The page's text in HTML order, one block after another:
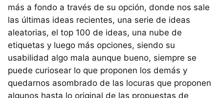
más a fondo a través de su opción, donde nos sale
las últimas ideas recientes, una serie de ideas
aleatorias, el top 100 de ideas, una nube de
etiquetas y luego más opciones, siendo su
usabilidad algo mala aunque bueno, siempre se
puede curiosear lo que proponen los demás y
quedarnos asombrado de las locuras que proponen
algunos hasta lo original de las propuestas de